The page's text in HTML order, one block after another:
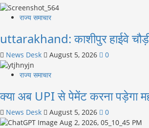
राज्य समाचार
uttarakhand: काशीपुर हाईवे
News Desk August 5, 2026 0
राज्य समाचार
क्या अब UPI से पेमेंट करना पड़ेगा
News Desk August 5, 2026 0